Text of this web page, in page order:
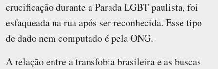
crucificação durante a Parada LGBT paulista, foi
esfaqueada na rua após ser reconhecida. Esse tipo
de dado nem computado é pela ONG.
A relação entre a transfobia brasileira e as buscas